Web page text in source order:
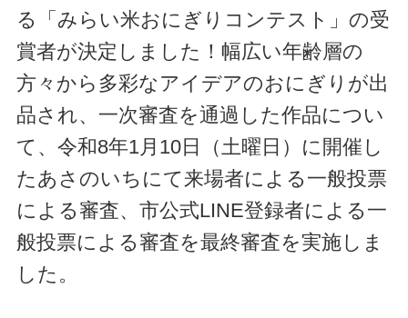
る「みらい米おにぎりコンテスト」の受
賞者が決定しました！幅広い年齢層の
方々から多彩なアイデアのおにぎりが出
品され、一次審査を通過した作品につい
て、令和8年1月10日（土曜日）に開催し
たあさのいちにて来場者による一般投票
による審査、市公式LINE登録者による一
般投票による審査を最終審査を実施しま
した。